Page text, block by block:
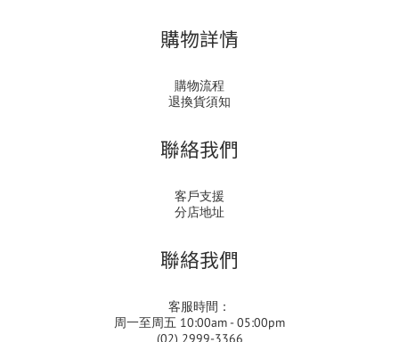
購物詳情
購物流程
退換貨須知
聯絡我們
客戶支援
分店地址
聯絡我們
客服時間：
周一至周五 10:00am - 05:00pm
(02) 2999-3366